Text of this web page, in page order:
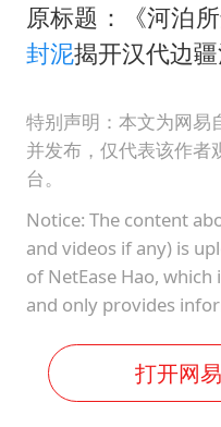
原标题：《河泊
封泥揭开汉代边疆
特别声明：本文为网易
并发布，仅代表该作者
台。
Notice: The content
and videos if any) is
of NetEase Hao,
and only provides
打开网